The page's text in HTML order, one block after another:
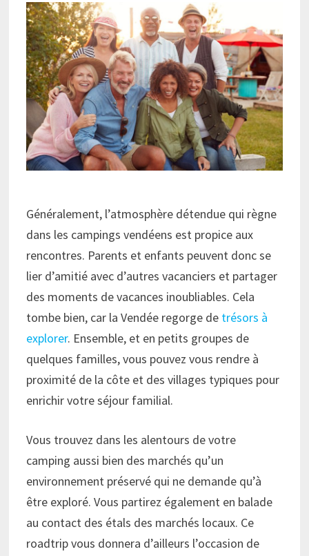
Généralement, l’atmosphère détendue qui règne
dans les campings vendéens est propice aux
rencontres. Parents et enfants peuvent donc se
lier d’amitié avec d’autres vacanciers et partager
des moments de vacances inoubliables. Cela
tombe bien, car la Vendée regorge de trésors à
explorer. Ensemble, et en petits groupes de
quelques familles, vous pouvez vous rendre à
proximité de la côte et des villages typiques pour
enrichir votre séjour familial.
Vous trouvez dans les alentours de votre
camping aussi bien des marchés qu’un
environnement préservé qui ne demande qu’à
être exploré. Vous partirez également en balade
au contact des étals des marchés locaux. Ce
roadtrip vous donnera d’ailleurs l’occasion de